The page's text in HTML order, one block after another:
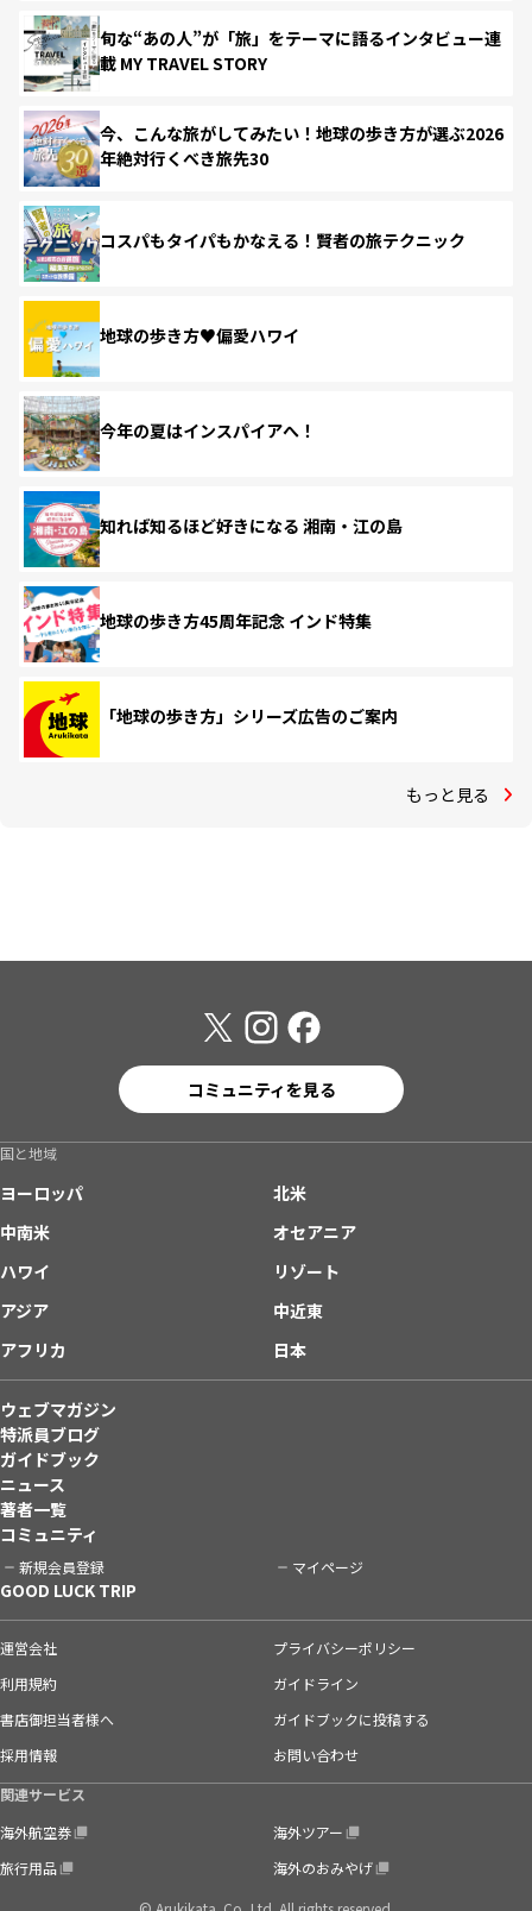
旬な“あの人”が「旅」をテーマに語るインタビュー連
載 MY TRAVEL STORY
今、こんな旅がしてみたい！地球の歩き方が選ぶ2026
年絶対行くべき旅先30
コスパもタイパもかなえる！賢者の旅テクニック
地球の歩き方♥偏愛ハワイ
今年の夏はインスパイアへ！
知れば知るほど好きになる 湘南・江の島
地球の歩き方45周年記念 インド特集
「地球の歩き方」シリーズ広告のご案内
もっと見る
コミュニティを見る
国と地域
ヨーロッパ
北米
中南米
オセアニア
ハワイ
リゾート
アジア
中近東
アフリカ
日本
ウェブマガジン
特派員ブログ
ガイドブック
ニュース
著者一覧
コミュニティ
新規会員登録 マイページ
GOOD LUCK TRIP
運営会社
プライバシーポリシー
利用規約
ガイドライン
書店御担当者様へ
ガイドブックに投稿する
採用情報
お問い合わせ
関連サービス
海外航空券
海外ツアー
旅行用品
海外のおみやげ